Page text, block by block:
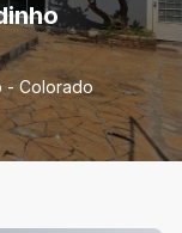
- Colorado